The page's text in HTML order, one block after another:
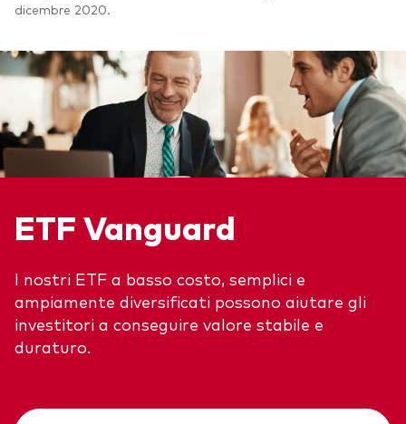
dicembre 2020.
ETF Vanguard
I nostri ETF a basso costo, semplici e
ampiamente diversificati possono aiutare gli
investitori a conseguire valore stabile e
duraturo.